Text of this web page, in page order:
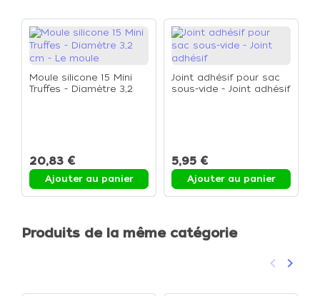
Moule silicone 15 Mini
Truffes - Diamètre 3,2
20,83 €
Ajouter au panier
Joint adhésif pour sac
sous-vide - Joint adhésif
5,95 €
Ajouter au panier
Produits de la même catégorie
Précédent
keyboard_arrow_left keyboard_arrow_right